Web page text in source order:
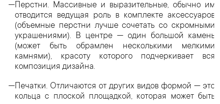
Перстни. Массивные и выразительные, обычно им
отводится ведущая роль в комплекте аксессуаров
(объемные перстни лучше сочетать со скромными
украшениями). В центре — один большой камень
(может быть обрамлен несколькими мелкими
камнями), красоту которого подчеркивает вся
композиция дизайна.
Печатки. Отличаются от других видов формой — это
кольца с плоской площадкой, которая может быть